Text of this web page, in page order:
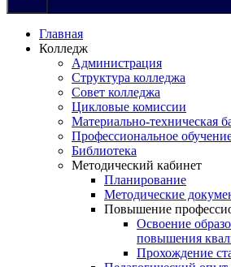
Главная
Колледж
Администрация
Структура колледжа
Совет колледжа
Цикловые комиссии
Материально-техническая
Профессиональное
Библиотека
Методический кабинет
Планирование
Методические
Повышение
Освоение
повышения
Прохождение